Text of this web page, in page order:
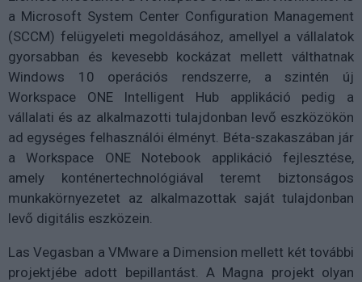
a Microsoft System Center Configuration Management
(SCCM) felügyeleti megoldásához, amellyel a vállalatok
gyorsabban és kevesebb kockázat mellett válthatnak
Windows 10 operációs rendszerre, a szintén új
Workspace ONE Intelligent Hub applikáció pedig a
vállalati és az alkalmazotti tulajdonban levő eszközökön
ad egységes felhasználói élményt. Béta-szakaszában jár
a Workspace ONE Notebook applikáció fejlesztése,
amely konténertechnológiával teremt biztonságos
munkakörnyezetet az alkalmazottak saját tulajdonban
levő digitális eszközein.
Las Vegasban a VMware a Dimension mellett két további
projektjébe adott bepillantást. A Magna projekt olyan